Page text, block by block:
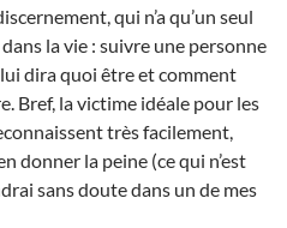
qui n’a qu’un seul
la vie : suivre une personne
dira quoi être et comment
Bref, la victime idéale pour les
très facilement,
donner la peine (ce qui n’est
sans doute dans un de mes